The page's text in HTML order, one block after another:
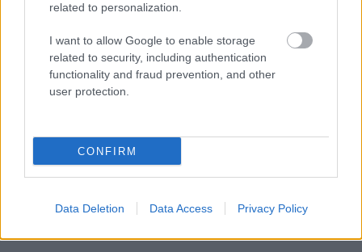
related to personalization.
I want to allow Google to enable storage
related to security, including authentication
functionality and fraud prevention, and other
user protection.
CONFIRM
Data Deletion Data Access Privacy Policy